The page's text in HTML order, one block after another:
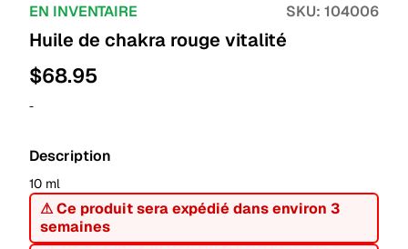
EN INVENTAIRE SKU: 104006
Huile de chakra rouge vitalité
$68.95
-
Description
10 ml
⚠ Ce produit sera expédié dans environ 3
semaines